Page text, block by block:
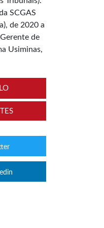
SCGAS
de 2020 a
de
Usiminas,